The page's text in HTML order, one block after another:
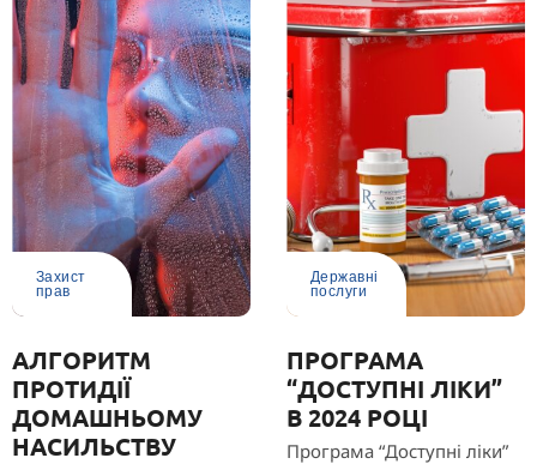
Захист
прав
АЛГОРИТМ
ПРОТИДІЇ
ДОМАШНЬОМУ
НАСИЛЬСТВУ
Державні
послуги
ПРОГРАМА
“ДОСТУПНІ ЛІКИ”
В 2024 РОЦІ
Програма “Доступні ліки”